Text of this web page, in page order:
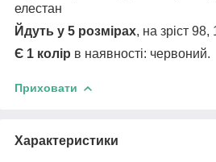
елестан
Йдуть у 5 розмірах, на зріст
Є 1 колір в наявності: червоний.
Приховати
Характеристики